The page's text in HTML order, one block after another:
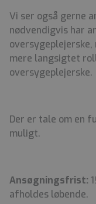
Vi ser også gerne
nødvendigvis har
oversygeplejerske,
mere langsigtet
oversygeplejerske.
Der er tale om en
muligt.
Ansøgningsfrist:
afholdes løbende.